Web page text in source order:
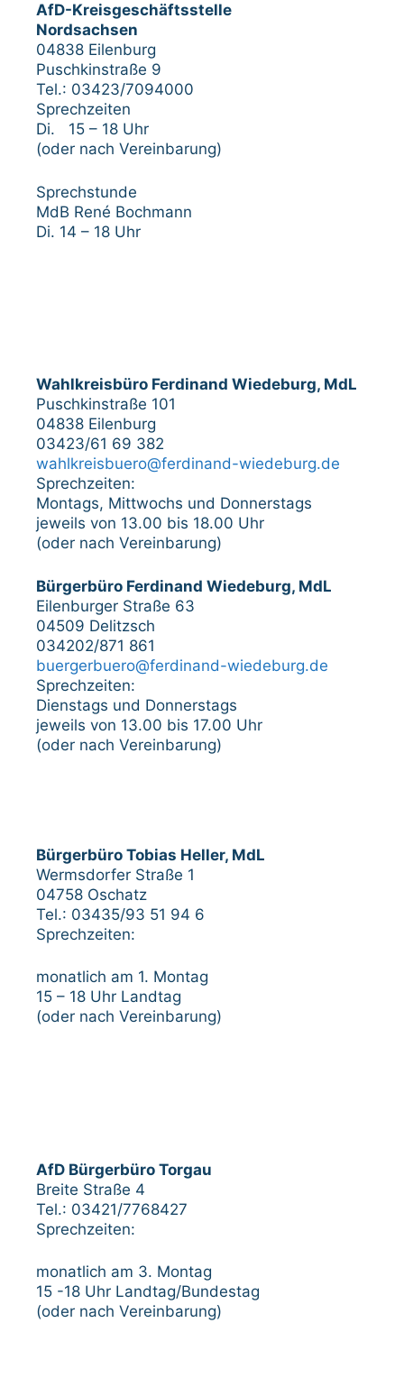
AfD-Kreisgeschäftsstelle
Nordsachsen
04838 Eilenburg
Puschkinstraße 9
Tel.: 03423/7094000
Sprechzeiten
Di. 15 – 18 Uhr
(oder nach Vereinbarung)
Sprechstunde
MdB René Bochmann
Di. 14 – 18 Uhr
Wahlkreisbüro Ferdinand Wiedeburg, MdL
Puschkinstraße 101
04838 Eilenburg
03423/61 69 382
wahlkreisbuero@ferdinand-wiedeburg.de
Sprechzeiten:
Montags, Mittwochs und Donnerstags
jeweils von 13.00 bis 18.00 Uhr
(oder nach Vereinbarung)
Bürgerbüro Ferdinand Wiedeburg, MdL
Eilenburger Straße 63
04509 Delitzsch
034202/871 861
buergerbuero@ferdinand-wiedeburg.de
Sprechzeiten:
Dienstags und Donnerstags
jeweils von 13.00 bis 17.00 Uhr
(oder nach Vereinbarung)
Bürgerbüro Tobias Heller, MdL
Wermsdorfer Straße 1
04758 Oschatz
Tel.: 03435/93 51 94 6
Sprechzeiten:
monatlich am 1. Montag
15 – 18 Uhr Landtag
(oder nach Vereinbarung)
AfD Bürgerbüro Torgau
Breite Straße 4
Tel.: 03421/7768427
Sprechzeiten:
monatlich am 3. Montag
15 -18 Uhr Landtag/Bundestag
(oder nach Vereinbarung)